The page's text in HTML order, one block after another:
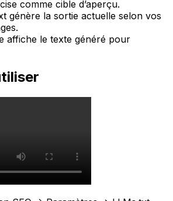
comme cible d’aperçu.
génère la sortie actuelle selon vos
affiche le texte généré pour